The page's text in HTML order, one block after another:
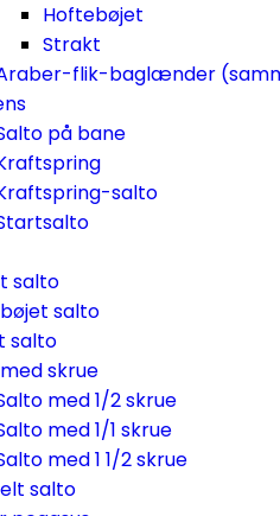
Hoftebøjet
Strakt
flik-baglænder
på bane
salto
salto
salto
salto
skrue
med 1/2 skrue
med 1/1 skrue
med 1 1/2 skrue
salto